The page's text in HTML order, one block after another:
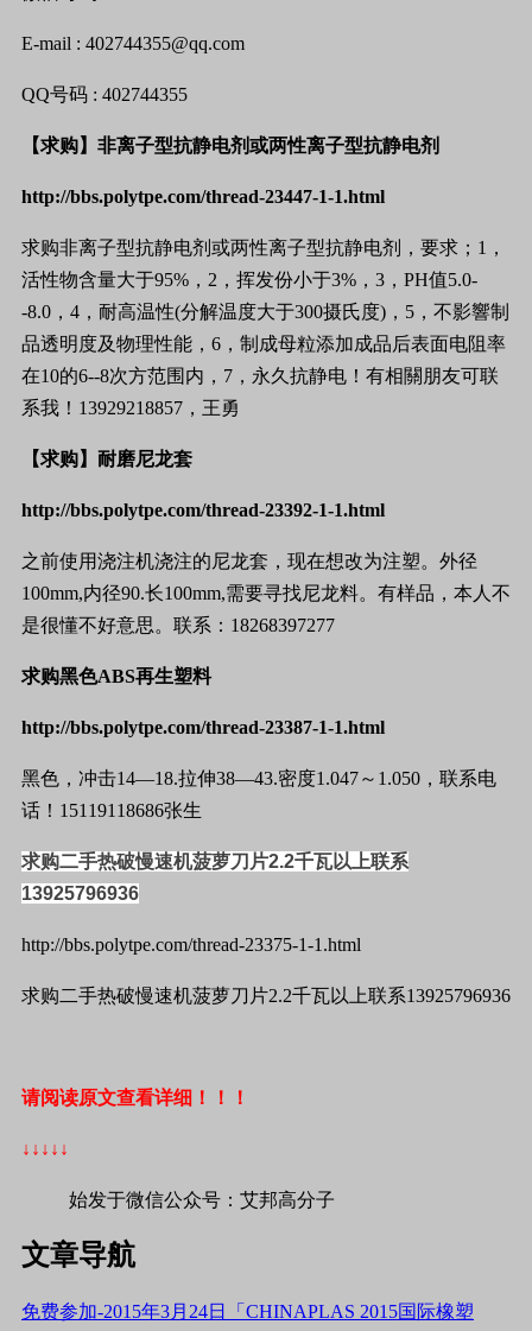
E-mail : 402744355@qq.com
QQ号码 : 402744355
【求购】非离子型抗静电剂或两性离子型抗静电剂
http://bbs.polytpe.com/thread-23447-1-1.html
求购非离子型抗静电剂或两性离子型抗静电剂，要求； 1 ，
活性物含量大于95% ， 2 ，挥发份小于3% ， 3 ， PH值5.0-
-8.0 ， 4 ，耐高温性(分解温度大于300摄氏度) ， 5 ，不影響制
品透明度及物理性能， 6 ，制成母粒添加成品后表面电阻率
在10的6--8次方范围内， 7 ，永久抗静电！有相關朋友可联
系我！ 13929218857 ，王勇
【求购】耐磨尼龙套
http://bbs.polytpe.com/thread-23392-1-1.html
之前使用浇注机浇注的尼龙套，现在想改为注塑。外径
100mm,内径90.长100mm,需要寻找尼龙料。有样品，本人不
是很懂不好意思。联系： 18268397277
求购黑色ABS再生塑料
http://bbs.polytpe.com/thread-23387-1-1.html
黑色，冲击14—18.拉伸38—43.密度1.047～ 1.050 ， 联系电
话 ！ 15119118686张生
求购二手热破慢速机菠萝刀片2.2千瓦以上联系
13925796936
http://bbs.polytpe.com/thread-23375-1-1.html
求购二手热破慢速机菠萝刀片2.2千瓦以上联系13925796936
请阅读原文查看详细！！！
↓↓↓↓↓
始发于微信公众号：艾邦高分子
文章导航
免费参加-2015年3月24日「CHINAPLAS 2015国际橡塑